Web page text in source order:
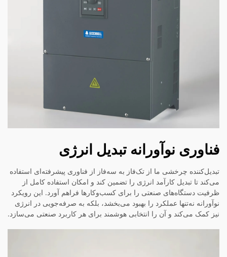
فناوری نوآورانه تبدیل انرژی
تبدیل‌کننده چرخشی ما از تک‌فاز به سه‌فاز از فناوری پیشرفته‌ای استفاده
می‌کند تا تبدیل کارآمد انرژی را تضمین کند و امکان استفاده کامل از
ظرفیت دستگاه‌های صنعتی را برای کسب‌وکارها فراهم آورد. این رویکرد
نوآورانه نه‌تنها عملکرد را بهبود می‌بخشد، بلکه به صرفه‌جویی در انرژی
نیز کمک می‌کند و آن را انتخابی هوشمند برای هر کاربرد صنعتی می‌سازد.